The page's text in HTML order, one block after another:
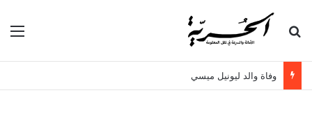
بحث عن
وفاة والد ليونيل ميسي